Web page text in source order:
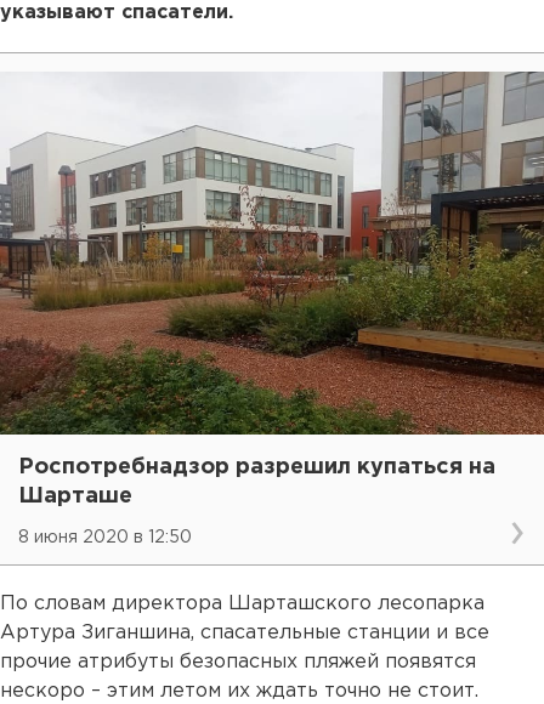
указывают спасатели.
Роспотребнадзор разрешил купаться на
Шарташе
8 июня 2020 в 12:50
По словам директора Шарташского лесопарка
Артура Зиганшина, спасательные станции и все
прочие атрибуты безопасных пляжей появятся
нескоро – этим летом их ждать точно не стоит.